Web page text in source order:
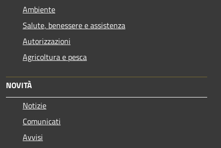
Ambiente
Salute, benessere e assistenza
Autorizzazioni
Agricoltura e pesca
NOVITÀ
Notizie
Comunicati
Avvisi